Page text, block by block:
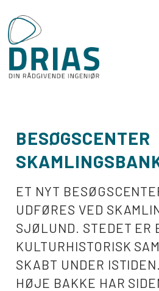
the
content
BESØGSCENTER
ET NYT
UDFØRES VED
SJØLUND. STEDET ER
KULTURHISTORISK
SKABT UNDER
HØJE BAKKE HAR